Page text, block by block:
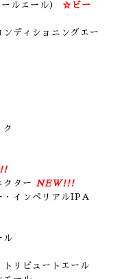
ルエール）
☆ビー
ディショニングエー
ター
NEW!!!
・インペリアルIPA
ル
リビュートエール